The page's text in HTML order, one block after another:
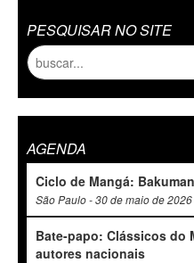
PESQUISAR NO SITE
AGENDA
Ciclo de Mangá:
São Paulo - 30 de maio de 2026
Bate-papo: Clássicos do
autores nacionais